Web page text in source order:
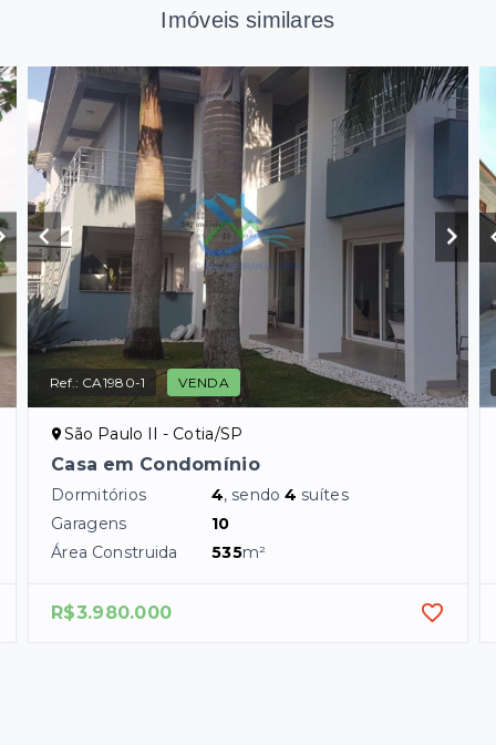
Imóveis similares
Ref.: CA1980-1 VENDA
São Paulo II - Cotia/SP
Casa em Condomínio
Dormitórios 4, sendo4 suítes
Garagens
10
Área Construida
535m²
R$3.980.000